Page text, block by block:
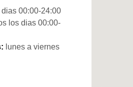
00:00-24:00
los dias 00:00-
lunes a viernes